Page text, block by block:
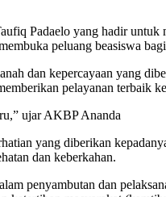
Padaelo yang hadir
peluang beasiswa
dan kepercayaan yang
pelayanan terbaik
ujar AKBP Ananda
yang diberikan
dan keberkahan.
penyambutan dan